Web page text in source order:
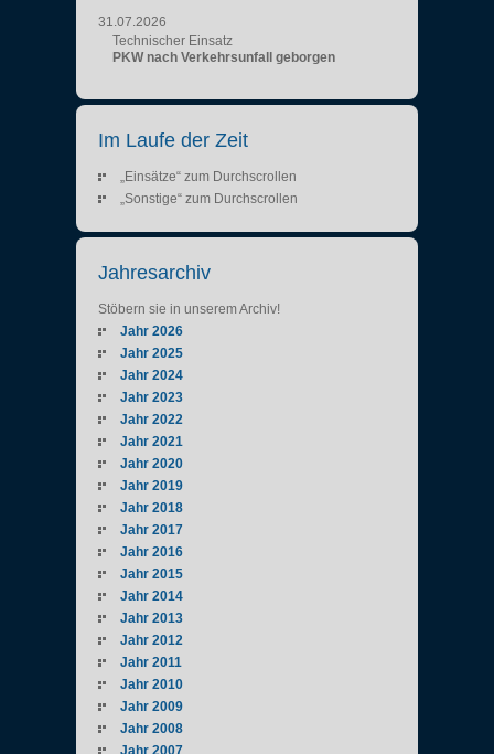
31.07.2026
Technischer Einsatz
PKW nach Verkehrsunfall geborgen
Im Laufe der Zeit
„Einsätze“ zum Durchscrollen
„Sonstige“ zum Durchscrollen
Jahresarchiv
Stöbern sie in unserem Archiv!
Jahr 2026
Jahr 2025
Jahr 2024
Jahr 2023
Jahr 2022
Jahr 2021
Jahr 2020
Jahr 2019
Jahr 2018
Jahr 2017
Jahr 2016
Jahr 2015
Jahr 2014
Jahr 2013
Jahr 2012
Jahr 2011
Jahr 2010
Jahr 2009
Jahr 2008
Jahr 2007